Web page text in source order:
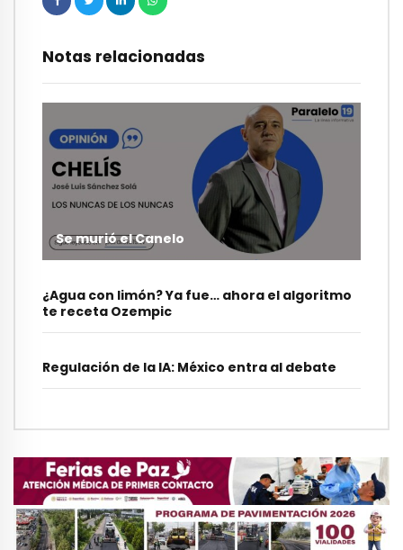
Notas relacionadas
Se murió el Canelo
¿Agua con limón? Ya fue… ahora el algoritmo
te receta Ozempic
Regulación de la IA: México entra al debate